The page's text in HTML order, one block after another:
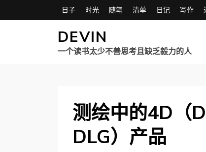
日子 时光 随笔 清单 日记 写作
DEVIN
一个读书太少不善思考且缺乏毅力的人
测绘中的4D（
DLG）产品